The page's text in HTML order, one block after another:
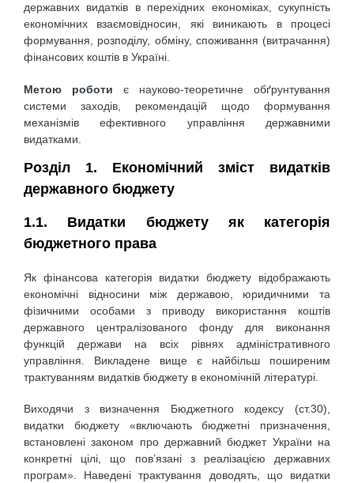
державних видатків в перехідних економіках, сукупність
економічних взаємовідносин, які виникають в процесі
формування, розподілу, обміну, споживання (витрачання)
фінансових коштів в Україні.
Метою роботи є науково-теоретичне обґрунтування
системи заходів, рекомендацій щодо формування
механізмів ефективного управління державними
видатками.
Розділ 1. Економічний зміст видатків
державного бюджету
1.1. Видатки бюджету як категорія
бюджетного права
Як фінансова категорія видатки бюджету відображають
економічні відносини між державою, юридичними та
фізичними особами з приводу використання коштів
державного централізованого фонду для виконання
функцій держави на всіх рівнях адміністративного
управління. Викладене вище є найбільш поширеним
трактуванням видатків бюджету в економічній літературі.
Виходячи з визначення Бюджетного кодексу (ст.30),
видатки бюджету «включають бюджетні призначення,
встановлені законом про державний бюджет України на
конкретні цілі, що пов’язані з реалізацією державних
програм». Наведені трактування доводять, що видатки